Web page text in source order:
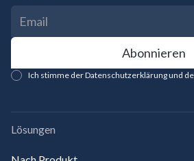
Ich stimme der Datenschutzerklärung und
Lösungen